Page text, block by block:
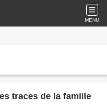
MENU
traces de la famille